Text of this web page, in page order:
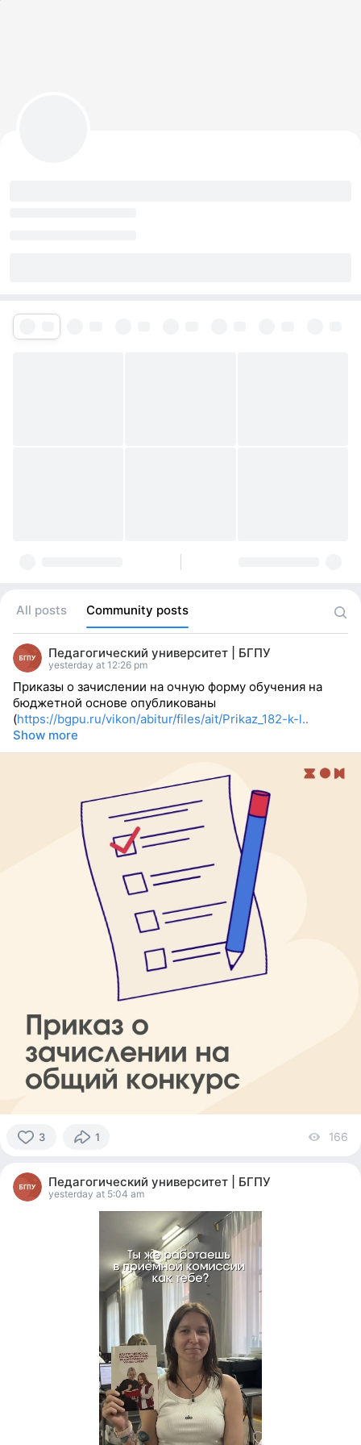
All posts Community posts
Педагогический университет | БГПУ
yesterday at 12:26 pm
Приказы о зачислении на очную форму обучения на
бюджетной основе опубликованы
(https://bgpu.ru/vikon/abitur/files/ait/Prikaz_182-k-l..
Show more
3
people
reacted
1 166
Педагогический университет | БГПУ
yesterday at 5:04 am